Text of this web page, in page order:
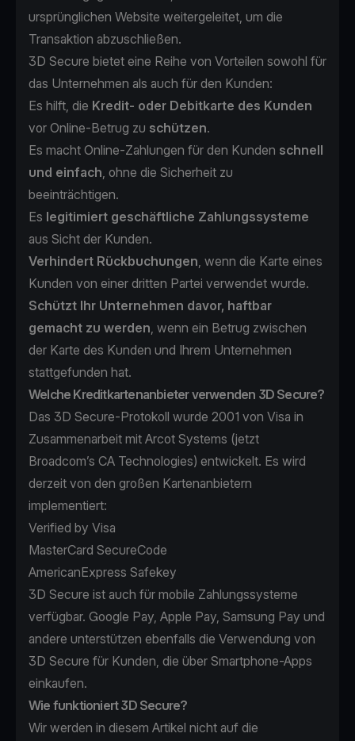
ursprünglichen Website weitergeleitet, um die
Transaktion abzuschließen.
3D Secure bietet eine Reihe von Vorteilen sowohl für
das Unternehmen als auch für den Kunden:
Es hilft, die Kredit- oder Debitkarte des Kunden
vor Online-Betrug zu schützen.
Es macht Online-Zahlungen für den Kunden schnell
und einfach, ohne die Sicherheit zu
beeinträchtigen.
Es legitimiert geschäftliche Zahlungssysteme
aus Sicht der Kunden.
Verhindert Rückbuchungen, wenn die Karte eines
Kunden von einer dritten Partei verwendet wurde.
Schützt Ihr Unternehmen davor, haftbar
gemacht zu werden, wenn ein Betrug zwischen
der Karte des Kunden und Ihrem Unternehmen
stattgefunden hat.
Welche Kreditkartenanbieter verwenden 3D Secure?
Das 3D Secure-Protokoll wurde 2001 von Visa in
Zusammenarbeit mit Arcot Systems (jetzt
Broadcom’s CA Technologies) entwickelt. Es wird
derzeit von den großen Kartenanbietern
implementiert:
Verified by Visa
MasterCard SecureCode
AmericanExpress Safekey
3D Secure ist auch für mobile Zahlungssysteme
verfügbar. Google Pay, Apple Pay, Samsung Pay und
andere unterstützen ebenfalls die Verwendung von
3D Secure für Kunden, die über Smartphone-Apps
einkaufen.
Wie funktioniert 3D Secure?
Wir werden in diesem Artikel nicht auf die